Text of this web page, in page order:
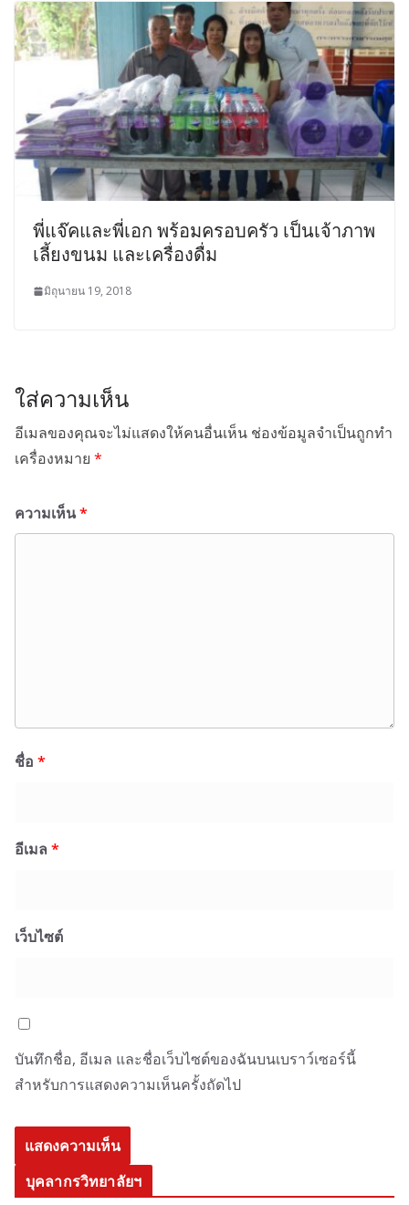
พี่แจ๊คและพี่เอก พร้อมครอบครัว เป็นเจ้าภาพ
เลี้ยงขนม และเครื่องดื่ม
มิถุนายน 19, 2018
ใส่ความเห็น
อีเมลของคุณจะไม่แสดงให้คนอื่นเห็น ช่องข้อมูลจำเป็นถูกทำ
เครื่องหมาย *
ความเห็น*
ชื่อ *
อีเมล *
เว็บไซต์
บันทึกชื่อ, อีเมล และชื่อเว็บไซต์ของฉันบนเบราว์เซอร์นี้
สำหรับการแสดงความเห็นครั้งถัดไป
บุคลากรวิทยาลัยฯ